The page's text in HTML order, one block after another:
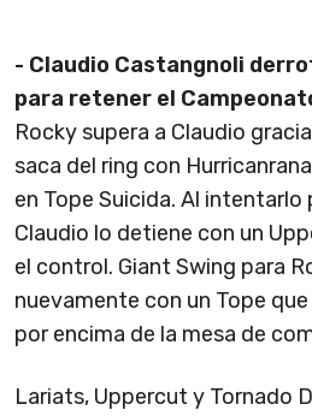
- Claudio Castangnoli
para retener el
Rocky supera a Claudio
saca del ring con
en Tope Suicida. Al
Claudio lo detiene con un
el control. Giant Swing para
nuevamente con un Tope
por encima de la mesa de
Lariats, Uppercut y Tornado